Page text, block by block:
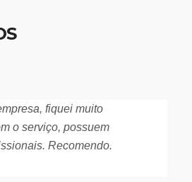
fiquei muito
o serviço, possuem
Recomendo.